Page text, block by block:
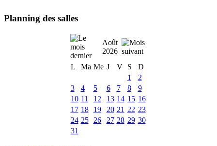
Planning des salles
Août
2026
L
Ma Me J V S
D
1
2
3
4 5 6 7 8
9
10 11 12 13 14 15 16
17 18 19 20 21 22 23
24 25 26 27 28 29 30
31